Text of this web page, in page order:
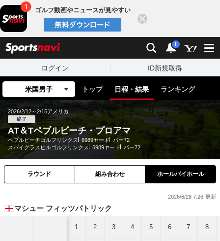
ゴルフ動画やニュースが見やすい
検索 通知
i
ログイン ID新規取得
米国男子 トップ 日程・結果 ランキング
2026/2/12～2/15アメリカ
終了
AT＆Tペブルビーチ・プロアマ
ペブルビーチゴルフリンクス 6989ヤード パー72
スパイグラスヒルゴルフリンクス 6989ヤード パー72
ラウンド 組み合わせ ホールバイホール
2026/6/28 7:26
マシュー フィッツパトリック
1 2 3 4 5 6 7 8